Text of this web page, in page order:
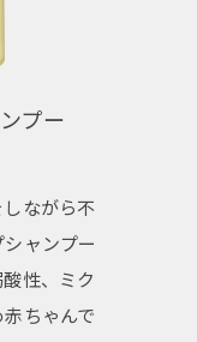
プー
ながら不
ャンプー
性、ミク
ちゃんで